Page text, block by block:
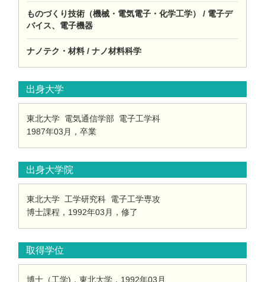
ものづくり技術（機械・電気電子・化学工学） / 電子デ
バイス、電子機器
ナノテク・材料 / ナノ材料科学
出身大学
東北大学 電気通信学部 電子工学科
1987年03月，卒業
出身大学院
東北大学 工学研究科 電子工学専攻
博士課程，1992年03月，修了
取得学位
博士（工学)，東北大学，1992年03月